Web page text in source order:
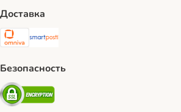
Доставка
Omniva Shipping Method
SmartPosti Shipping Method
Безопасность
Security